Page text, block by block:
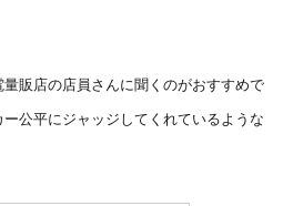
量販店の店員さんに聞くのがおすすめで
公平にジャッジしてくれているような